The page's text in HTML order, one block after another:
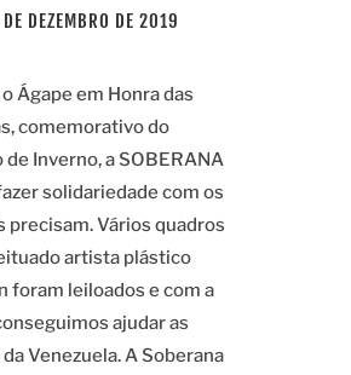
DEZEMBRO DE 2019
Ágape em Honra das
comemorativo do
Inverno, a SOBERANA
solidariedade com os
precisam. Vários quadros
artista plástico
foram leiloados e com a
ajudar as
Venezuela. A Soberana